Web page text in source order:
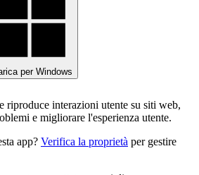
per Windows
riproduce interazioni utente su siti web,
e migliorare l'esperienza utente.
app? Verifica la proprietà per gestire